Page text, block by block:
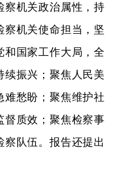
察机关政治属性，持
察机关使命担当，坚
和国家工作大局，全
续振兴；聚焦人民美
难愁盼；聚焦维护社
督质效；聚焦检察事
察队伍。报告还提出